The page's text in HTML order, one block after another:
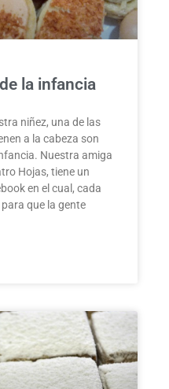
la infancia
niñez, una de las
a la cabeza son
Nuestra amiga
Hojas, tiene un
en el cual, cada
que la gente